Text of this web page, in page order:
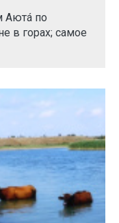
Аютá по
в горах; самое